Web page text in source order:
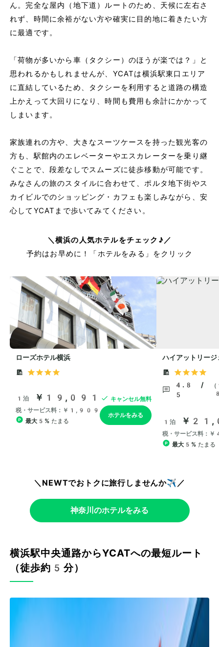
ん。完全な屋内（地下道）ルートのため、天候に左右さ
れず、時間に余裕がない方や確実に目的地に着きたい方
に最適です。
「荷物が多いから車（タクシー）のほうが楽では？」と
思われるかもしれませんが、YCATは横浜駅東口エリア
に直結しているため、タクシーを利用すると道路の構造
上かえって大回りになり、時間も費用も余計にかかって
しまいます。
家族連れの方や、大きなスーツケースを持った観光客の
方も、駅館内のエレベーターやエスカレーターを乗り継
ぐことで、段差なしでスムーズに徒歩移動が可能です。
みなさんの旅のスタイルに合わせて、ポルタ地下街やス
カイビルでのショッピング・カフェも楽しみながら、安
心してYCATまで歩いてみてください。
＼横浜の人気ホテルをチェック♪／
予約はお早めに！「ホテルをみる」をクリック
＼NEWTでおトクに旅行しませんか✈️／
神奈川のホテルをみる
横浜駅中央通路からYCATへの最短ルート
（徒歩約5分）